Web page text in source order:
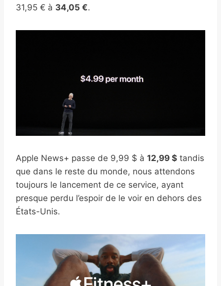
31,95 € à 34,05 €.
Apple News+ passe de 9,99 $ à 12,99 $ tandis
que dans le reste du monde, nous attendons
toujours le lancement de ce service, ayant
presque perdu l’espoir de le voir en dehors des
États-Unis.